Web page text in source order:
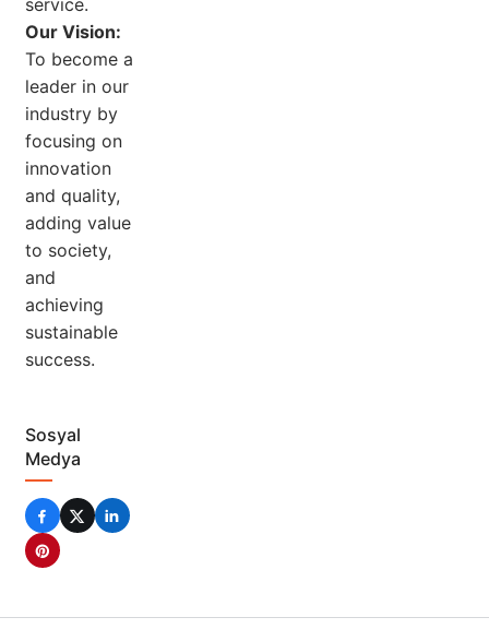
service.
Our Vision:
To become a
leader in our
industry by
focusing on
innovation
and quality,
adding value
to society,
and
achieving
sustainable
success.
Sosyal
Medya